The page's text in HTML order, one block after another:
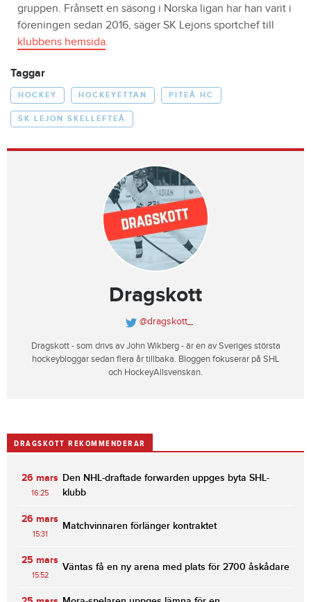
gruppen. Frånsett en säsong i Norska ligan har han varit i
föreningen sedan 2016, säger SK Lejons sportchef till
klubbens hemsida.
Taggar
HOCKEY HOCKEYETTAN PITEÅ HC
SK LEJON SKELLEFTEÅ
Dragskott
@dragskott_
Dragskott - som drivs av John Wikberg - är en av Sveriges största
hockeybloggar sedan flera år tillbaka. Bloggen fokuserar på SHL
och HockeyAllsvenskan.
DRAGSKOTT REKOMMENDERAR
26 mars
16:25
Den NHL-draftade forwarden uppges byta SHL-
klubb
26 mars
15:31
Matchvinnaren förlänger kontraktet
25 mars
15:52
Väntas få en ny arena med plats för 2700 åskådare